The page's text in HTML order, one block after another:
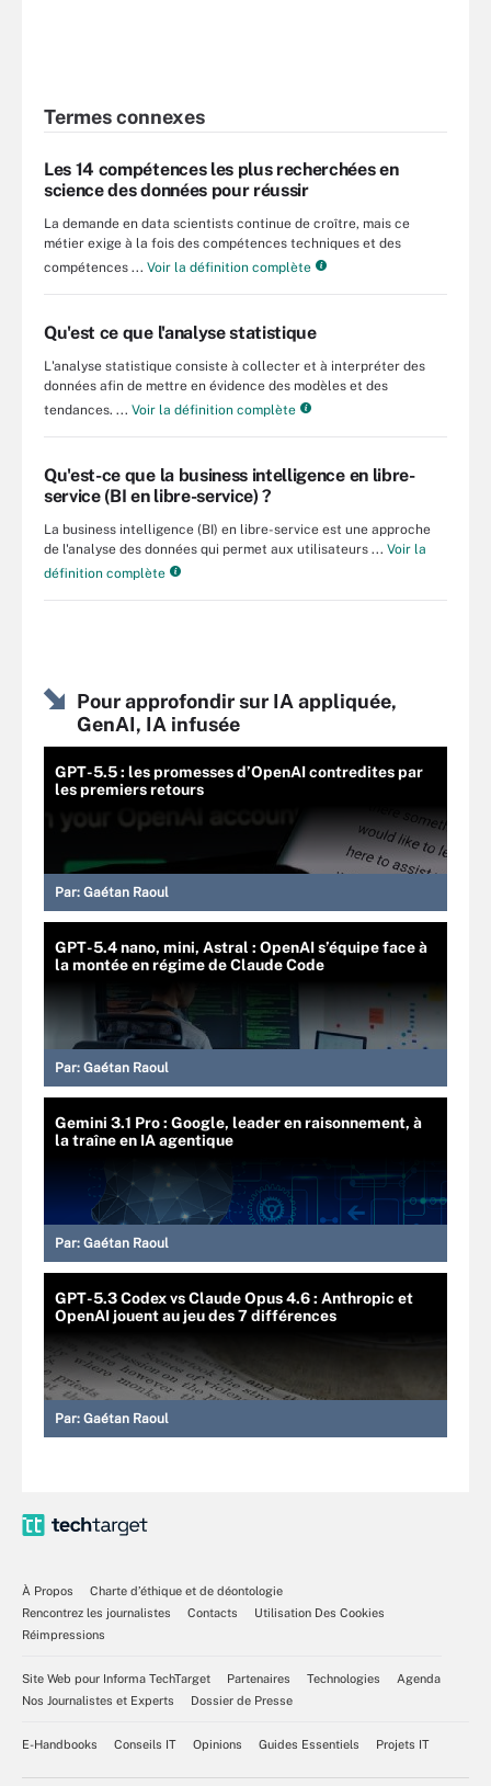
Termes connexes
Les 14 compétences les plus recherchées en
science des données pour réussir
La demande en data scientists continue de croître, mais ce
métier exige à la fois des compétences techniques et des
compétences ... Voir la définition complète
Qu'est ce que l'analyse statistique
L'analyse statistique consiste à collecter et à interpréter des
données afin de mettre en évidence des modèles et des
tendances. ... Voir la définition complète
Qu'est-ce que la business intelligence en libre-
service (BI en libre-service) ?
La business intelligence (BI) en libre-service est une approche
de l'analyse des données qui permet aux utilisateurs ... Voir la
définition complète
Pour approfondir sur IA appliquée,
GenAI, IA infusée
GPT-5.5 : les promesses d’OpenAI contredites par
les premiers retours
Par: Gaétan Raoul
GPT-5.4 nano, mini, Astral : OpenAI s’équipe face à
la montée en régime de Claude Code
Par: Gaétan Raoul
Gemini 3.1 Pro : Google, leader en raisonnement, à
la traîne en IA agentique
Par: Gaétan Raoul
GPT-5.3 Codex vs Claude Opus 4.6 : Anthropic et
OpenAI jouent au jeu des 7 différences
Par: Gaétan Raoul
À Propos
Charte d’éthique et de déontologie
Rencontrez les journalistes
Contacts
Utilisation Des Cookies
Réimpressions
Site Web pour Informa TechTarget Partenaires Technologies
Agenda
Nos Journalistes et Experts
Dossier de Presse
E-Handbooks Conseils IT Opinions Guides Essentiels Projets IT